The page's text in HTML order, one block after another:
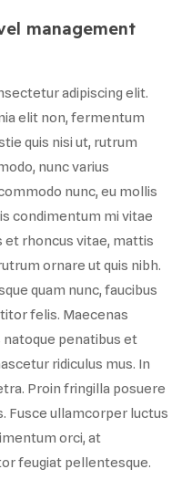
management
adipiscing elit.
elit non, fermentum
quis nisi ut, rutrum
nunc varius
nunc, eu mollis
condimentum mi vitae
et rhoncus vitae, mattis
ornare ut quis nibh.
quam nunc, faucibus
felis. Maecenas
natoque penatibus et
ridiculus mus. In
Proin fringilla posuere
Fusce ullamcorper luctus
orci, at
feugiat pellentesque.